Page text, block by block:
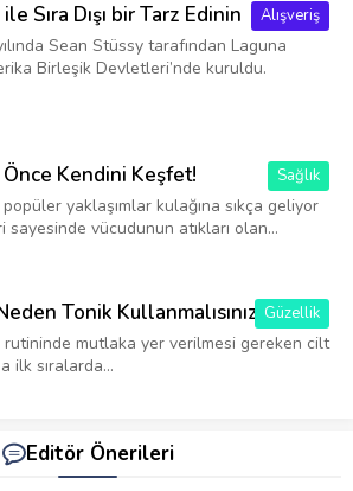
Alışveriş
Sıra Dışı bir Tarz Edinin
Sean Stüssy tarafından Laguna
Birleşik Devletleri’nde kuruldu.
Sağlık
Kendini Keşfet!
yaklaşımlar kulağına sıkça geliyor
vücudunun atıkları olan...
Güzellik
Tonik Kullanmalısınız?
rutininde mutlaka yer verilmesi gereken cilt
ilk sıralarda...
Editör Önerileri